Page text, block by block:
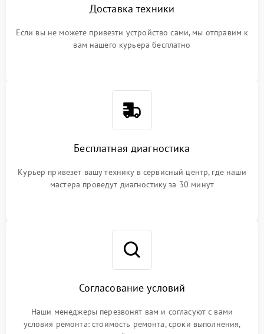
Доставка техники
Если вы не можете привезти устройство сами, мы отправим к
вам нашего курьера бесплатно
Бесплатная диагностика
Курьер привезет вашу технику в сервисный центр, где наши
мастера проведут диагностику за 30 минут
Согласование условий
Наши менеджеры перезвонят вам и согласуют с вами
условия ремонта: стоимость ремонта, сроки выполнения,